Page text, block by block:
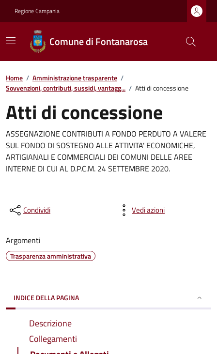
Regione Campania
Comune di Fontanarosa
Home / Amministrazione trasparente /
Sovvenzioni, contributi, sussidi, vantagg... / Atti di concessione
Atti di concessione
ASSEGNAZIONE CONTRIBUTI A FONDO PERDUTO A VALERE
SUL FONDO DI SOSTEGNO ALLE ATTIVITA' ECONOMICHE,
ARTIGIANALI E COMMERCIALI DEI COMUNI DELLE AREE
INTERNE DI CUI AL D.P.C.M. 24 SETTEMBRE 2020.
Condividi Vedi azioni
Argomenti
Trasparenza amministrativa
INDICE DELLA PAGINA
Descrizione
Collegamenti